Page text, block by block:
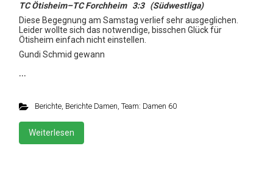
TC Ötisheim–TC Forchheim 3:3 (Südwestliga)
Diese Begegnung am Samstag verlief sehr ausgeglichen.
Leider wollte sich das notwendige, bisschen Glück für
Ötisheim einfach nicht einstellen.
Gundi Schmid gewann
…
Berichte, Berichte Damen, Team: Damen 60
Weiterlesen